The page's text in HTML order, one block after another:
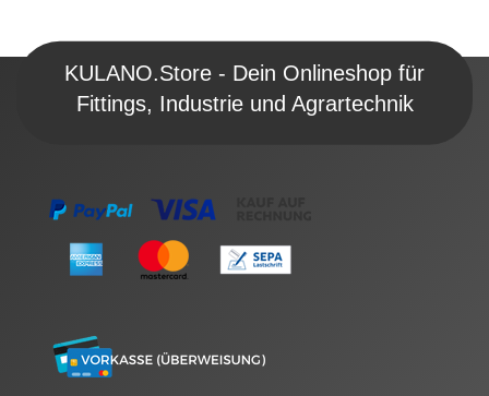
KULANO.Store - Dein Onlineshop für
Fittings, Industrie und Agrartechnik